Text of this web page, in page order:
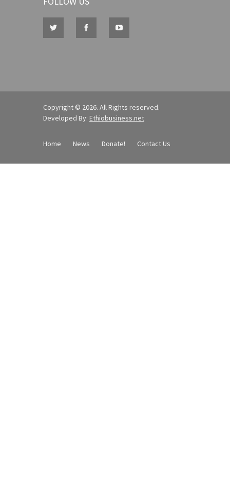
Copyright © 2026. All Rights reserved.
Developed By: Ethiobusiness.net
Home News Donate! Contact Us